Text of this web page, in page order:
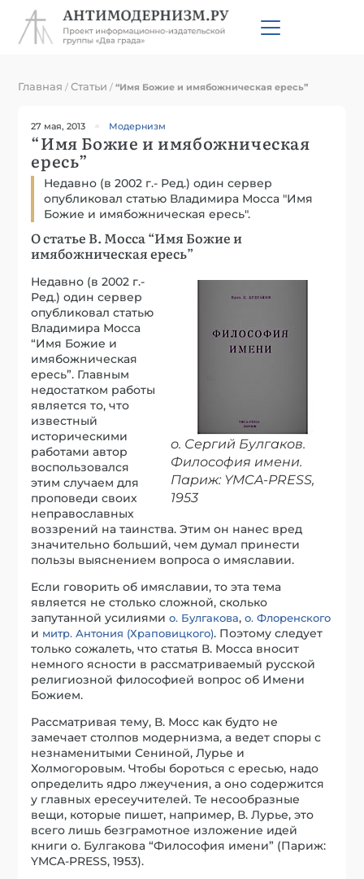
Главная /Статьи /“Имя Божие и имябожническая ересь”
27 мая, 2013 Модернизм
“Имя Божие и имябожническая
ересь”
Недавно (в 2002 г.- Ред.) один сервер
опубликовал статью Владимира Мосса "Имя
Божие и имябожническая ересь".
О статье В. Мосса “Имя Божие и
имябожническая ересь”
о. Сергий Булгаков.
Философия имени.
Париж: YMCA-PRESS,
1953
Недавно (в 2002 г.-
Ред.) один сервер
опубликовал статью
Владимира Мосса
“Имя Божие и
имябожническая
ересь”. Главным
недостатком работы
является то, что
известный
историческими
работами автор
воспользовался
этим случаем для
проповеди своих
неправославных
воззрений на таинства. Этим он нанес вред
значительно больший, чем думал принести
пользы выяснением вопроса о имяславии.
Если говорить об имяславии, то эта тема
является не столько сложной, сколько
запутанной усилиямио. Булгакова,о. Флоренского
и митр. Антония (Храповицкого). Поэтому следует
только сожалеть, что статья В. Мосса вносит
немного ясности в рассматриваемый русской
религиозной философией вопрос об Имени
Божием.
Рассматривая тему, В. Мосс как будто не
замечает столпов модернизма, а ведет споры с
незнаменитыми Сениной, Лурье и
Холмогоровым. Чтобы бороться с ересью, надо
определить ядро лжеучения, а оно содержится
у главных ересеучителей. Те несообразные
вещи, которые пишет, например, В. Лурье, это
всего лишь безграмотное изложение идей
книги о. Булгакова “Философия имени” (Париж:
YMCA-PRESS, 1953).